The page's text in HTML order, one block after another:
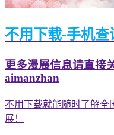
不用下载-手机
更多漫展信息请直接
aimanzhan
不用下载就能随时了解全
展！